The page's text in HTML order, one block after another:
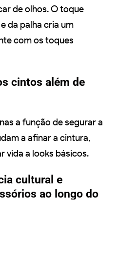
de olhos. O toque
da palha cria um
com os toques
cintos além de
a função de segurar a
a afinar a cintura,
vida a looks básicos.
cultural e
ao longo do